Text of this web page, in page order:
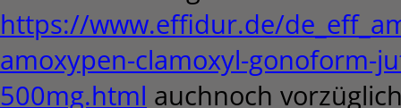
https://www.effidur.de/
amoxypen-clamoxyl-gonoform-
500mg.html auchnoch